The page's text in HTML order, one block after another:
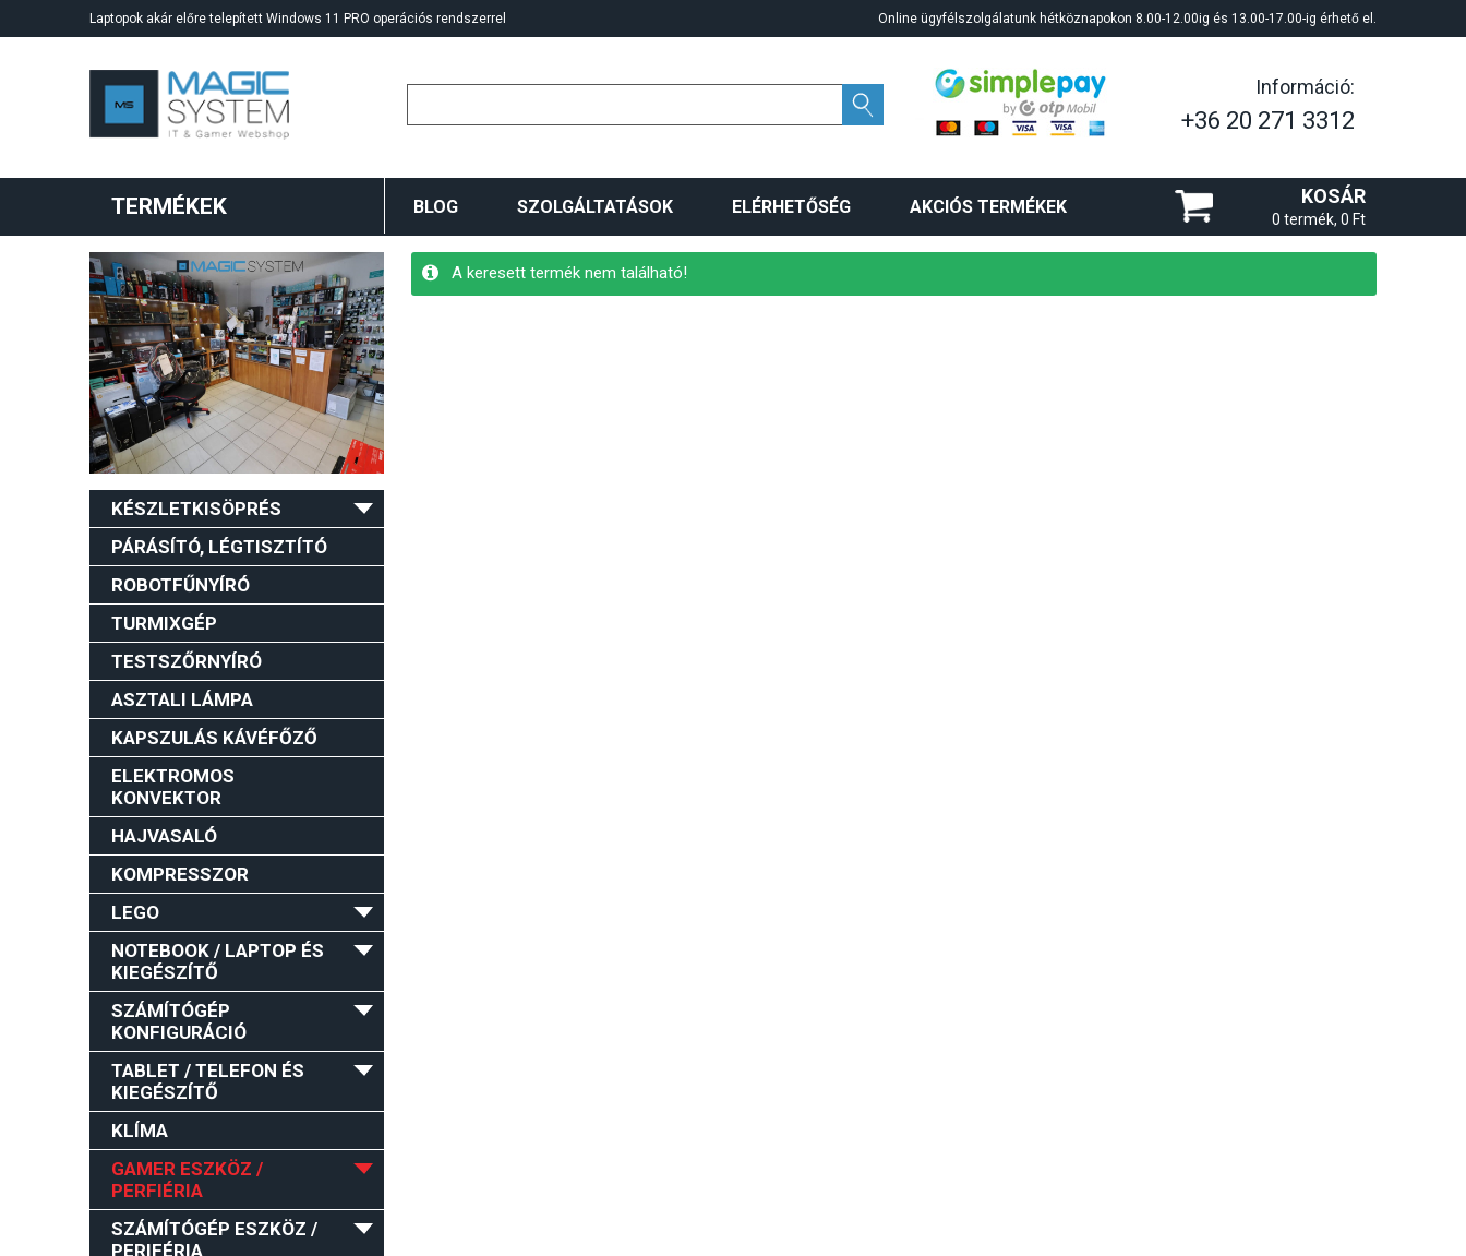
Laptopok akár előre telepített Windows 11 PRO operációs rendszerrel Online ügyfélszolgálatunk hétköznapokon 8.00-12.00ig és 13.00-17.00-ig érhető el.
Információ:
+36 20 271 3312
TERMÉKEK BLOG SZOLGÁLTATÁSOK ELÉRHETŐSÉG AKCIÓS TERMÉKEK KOSÁR
0 termék, 0 Ft
KÉSZLETKISÖPRÉS
PÁRÁSÍTÓ, LÉGTISZTÍTÓ
ROBOTFŰNYÍRÓ
TURMIXGÉP
TESTSZŐRNYÍRÓ
ASZTALI LÁMPA
KAPSZULÁS KÁVÉFŐZŐ
ELEKTROMOS
KONVEKTOR
HAJVASALÓ
KOMPRESSZOR
LEGO
NOTEBOOK / LAPTOP ÉS
KIEGÉSZÍTŐ
SZÁMÍTÓGÉP
KONFIGURÁCIÓ
TABLET / TELEFON ÉS
KIEGÉSZÍTŐ
KLÍMA
GAMER ESZKÖZ /
PERFIÉRIA
SZÁMÍTÓGÉP ESZKÖZ /
PERIFÉRIA
A keresett termék nem található!